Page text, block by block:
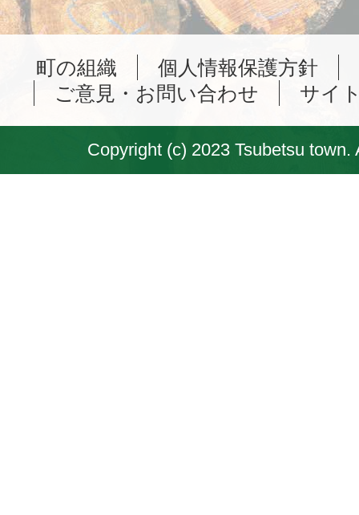
町の組織 個人情報保護方針
ご意見・お問い合わせ
サイ
Copyright (c) 2023 Tsubetsu